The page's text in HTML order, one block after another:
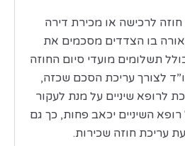
לרכישה או מכירת דירה
בו הצדדים מסכמים את
תשלומים מועדי סיום החוזה
לצורך עריכת הסכם שכזה,
לרופא שיניים על מנת לעקור
השיניים יכאב פחות, כך גם
עריכת חוזה שכירות.